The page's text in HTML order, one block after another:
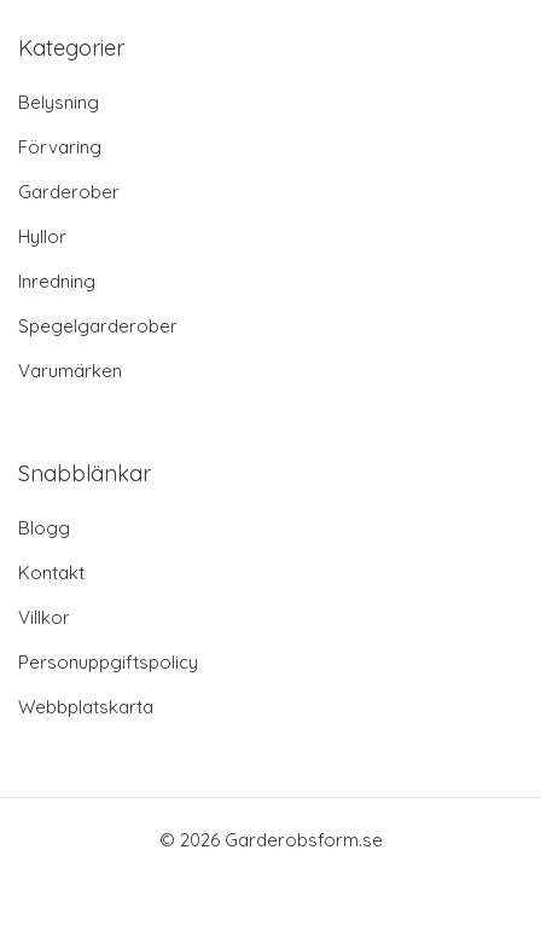
Kategorier
Belysning
Förvaring
Garderober
Hyllor
Inredning
Spegelgarderober
Varumärken
Snabblänkar
Blogg
Kontakt
Villkor
Personuppgiftspolicy
Webbplatskarta
© 2026 Garderobsform.se